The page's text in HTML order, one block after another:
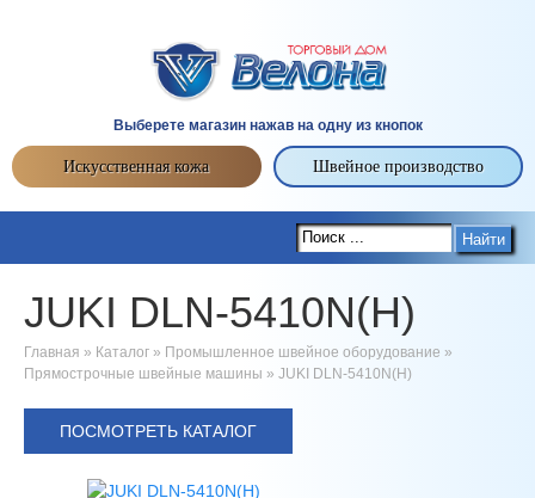
Выберете магазин нажав на одну из кнопок
Искусственная кожа Швейное производство
Найти
JUKI DLN-5410N(H)
Главная » Каталог » Промышленное швейное оборудование »
Прямострочные швейные машины » JUKI DLN-5410N(H)
ПОСМОТРЕТЬ КАТАЛОГ